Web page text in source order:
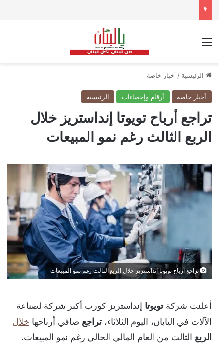
الرئيسية / أخبار خاصة
أخبار خاصة أرقام وإحصاءات الرئيسية
تراجع أرباح تويوتا إنداستريز خلال
الربع الثالث رغم نمو المبيعات
تراجع أرباح تويوتا إنداستريز خلال الربع الثالث رغم نمو المبيعات
أعلنت شركةتويوتا إنداستريز كورب أكبر شركة لصناعة
الآلات في اليابان، اليوم الثلاثاء،تراجع صافي أرباحها خلال
الربع الثالث من العام المالي الحالي رغم نمو المبيعات.